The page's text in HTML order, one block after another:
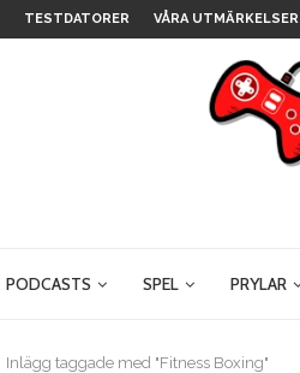
TESTDATORER VÅRA UTMÄRKELSER
PODCASTS SPEL PRYLAR
Inlägg taggade med "Fitness Boxing"